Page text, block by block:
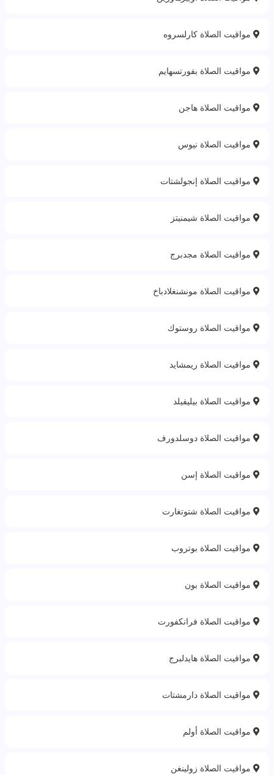
مواقيت الصلاة كارلسروه
مواقيت الصلاة بفورتسهايم
مواقيت الصلاة هاجن
مواقيت الصلاة نيوس
مواقيت الصلاة إنجولشتات
مواقيت الصلاة شيمنيتز
مواقيت الصلاة مجدبرج
مواقيت الصلاة مونشنغلادباخ
مواقيت الصلاة روستوك
مواقيت الصلاة ريمشايد
مواقيت الصلاة بيليفيلد
مواقيت الصلاة دوسلدورف
مواقيت الصلاة إسن
مواقيت الصلاة شتوتغارت
مواقيت الصلاة بوتروب
مواقيت الصلاة بون
مواقيت الصلاة فرانكفورت
مواقيت الصلاة هايدلبرج
مواقيت الصلاة دارمشتات
مواقيت الصلاة أولم
مواقيت الصلاة زولينغن